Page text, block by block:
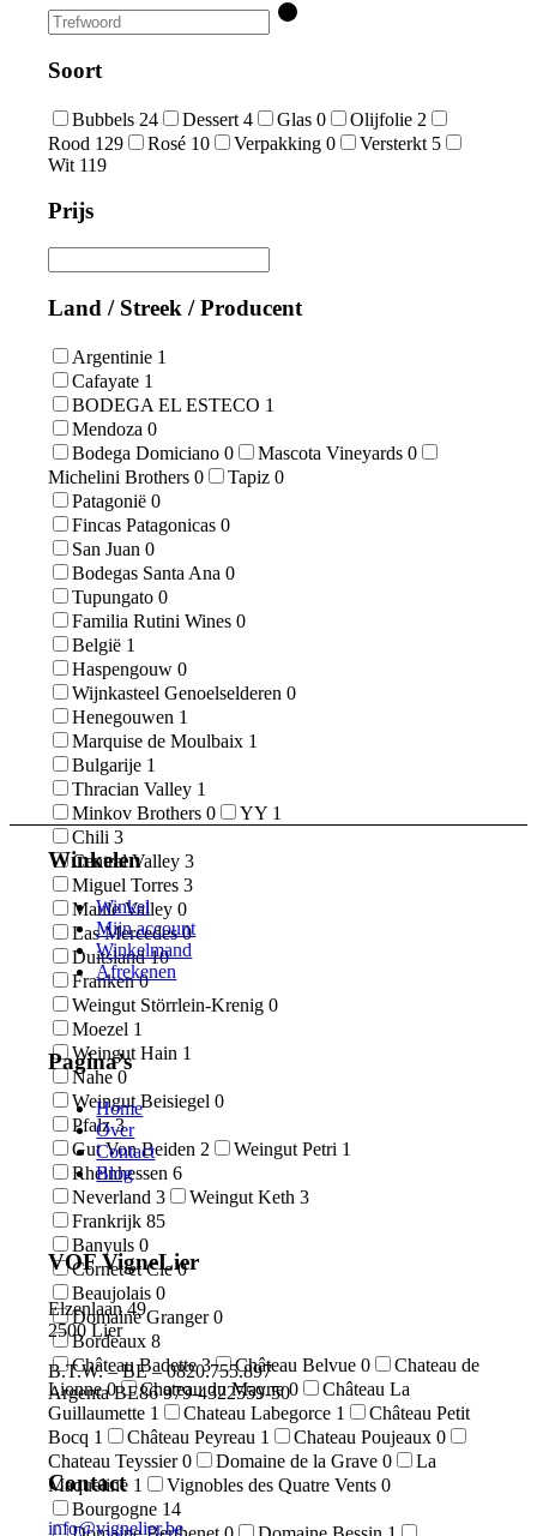
Soort
Bubbels 24 Dessert4 Glas0 Olijfolie 2
Rood 129 Rosé 10 Verpakking0 Versterkt 5
Wit 119
Prijs
Land / Streek / Producent
Argentinie 1
Cafayate 1
BODEGA EL ESTECO 1
Mendoza0
Bodega Domiciano0 Mascota Vineyards0
Michelini Brothers0 Tapiz0
Patagonië0
Fincas Patagonicas0
San Juan0
Bodegas Santa Ana0
Tupungato0
Familia Rutini Wines0
België 1
Haspengouw0
Wijnkasteel Genoelselderen0
Henegouwen 1
Marquise de Moulbaix 1
Bulgarije 1
Thracian Valley 1
Minkov Brothers0 YY 1
Chili3
Central Valley3
Miguel Torres3
Maule Valley0
Las Mercedes0
Duitsland10
Franken0
Weingut Störrlein-Krenig0
Moezel 1
Weingut Hain 1
Nahe0
Weingut Beisiegel0
Pfalz3
Gut Von Beiden 2 Weingut Petri 1
Rheinhessen6
Neverland3 Weingut Keth3
Frankrijk85
Banyuls0
Cornet et Cie0
Beaujolais0
Domaine Granger0
Bordeaux8
Château Badette3 Château Belvue0
Chateau de
Lionne0 Chateau du Mayne0
Château La
Guillaumette 1 Chateau Labegorce 1
Château Petit
Bocq 1 Château Peyreau 1 Chateau Poujeaux0
Chateau Teyssier0 Domaine de la Grave0
La
Maqueline 1 Vignobles des Quatre Vents0
Bourgogne 14
Winkelen
Winkel
Mijn account
Winkelmand
Afrekenen
Pagina’s
Home
Over
Contact
Blog
VOF VigneLier
Elzenlaan 49
2500 Lier
B.T.W. – BE – 0820.755.897
Argenta BE86 979-4322559-50
Contact
info@vignelier.be